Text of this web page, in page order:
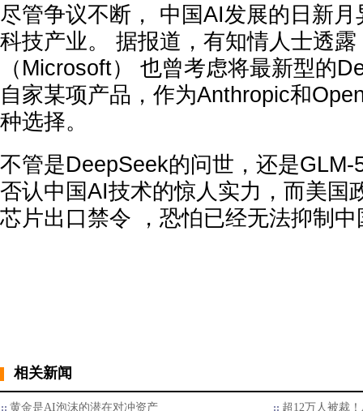
尽管争议不断， 中国AI发展的日新
科技产业。 据报道，有知情人士透
（Microsoft） 也曾考虑将最新型的
自家某项产品，作为Anthropic和
种选择。
不管是DeepSeek的问世，还是GLM-
否认中国AI技术的惊人实力，而美国
芯片出口禁令 ，恐怕已经无法抑制
相关新闻
黄金是AI泡沫的潜在对冲资产 超12万人被裁